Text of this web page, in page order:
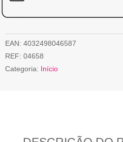
EAN: 4032498046587
REF: 04658
Categoria: Início